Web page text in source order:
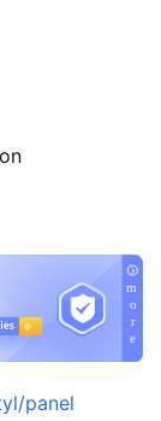
panel